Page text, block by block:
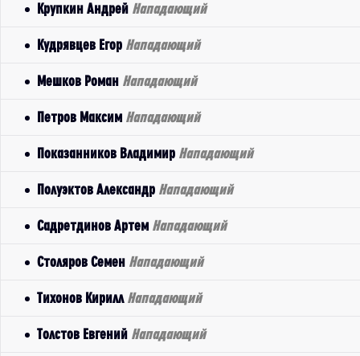
Крупкин Андрей Нападающий
Кудрявцев Егор Нападающий
Мешков Роман Нападающий
Петров Максим Нападающий
Показанников Владимир Нападающий
Полуэктов Александр Нападающий
Садретдинов Артем Нападающий
Столяров Семен Нападающий
Тихонов Кирилл Нападающий
Толстов Евгений Нападающий